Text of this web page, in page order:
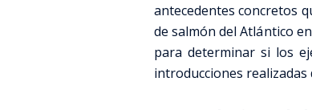
antecedentes concretos
de salmón del Atlántico
para determinar si los
introducciones realizadas